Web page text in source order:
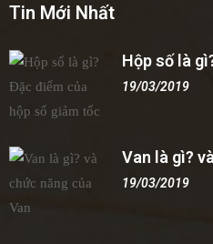
Tin Mới Nhất
Hộp số là
19/03/2019
Van là gì?
19/03/2019